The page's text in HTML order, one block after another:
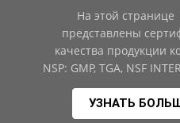
На этой
представлены
качества продукции
NSP: GMP, TGA, NSF
УЗНАТЬ